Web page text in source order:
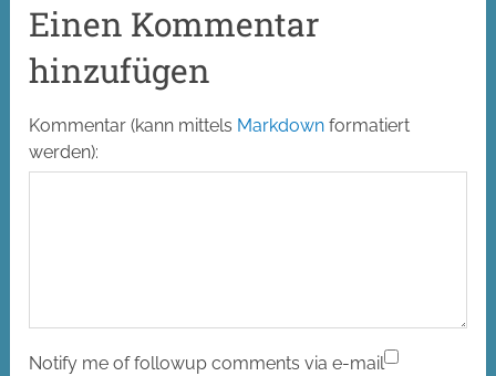
Einen Kommentar
hinzufügen
Kommentar (kann mittels Markdown formatiert
werden):
Notify me of followup comments via e-mail